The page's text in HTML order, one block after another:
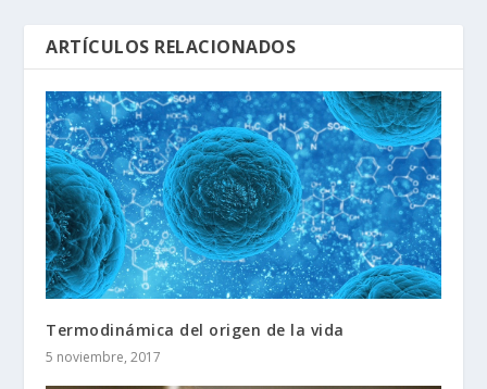
ARTÍCULOS RELACIONADOS
Termodinámica del origen de la vida
5 noviembre, 2017